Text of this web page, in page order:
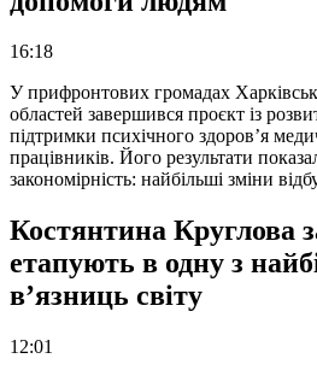
16:18
У прифронтових громадах
областей завершився проєкт із
підтримки психічного здоров’я
працівників. Його результати
закономірність: найбільші зміни
Костянтина Круглова
етапують в одну з
в’язниць світу
12:01